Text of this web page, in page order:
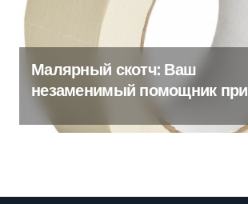
Малярный скотч: Ваш
незаменимый помощник при